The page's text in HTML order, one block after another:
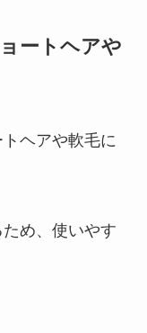
ートヘアや
ヘアや軟毛に
ため、使いやす